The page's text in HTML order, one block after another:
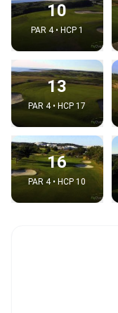
10
PAR 4 • HCP 1
13
PAR 4 • HCP 17
16
PAR 4 • HCP 10